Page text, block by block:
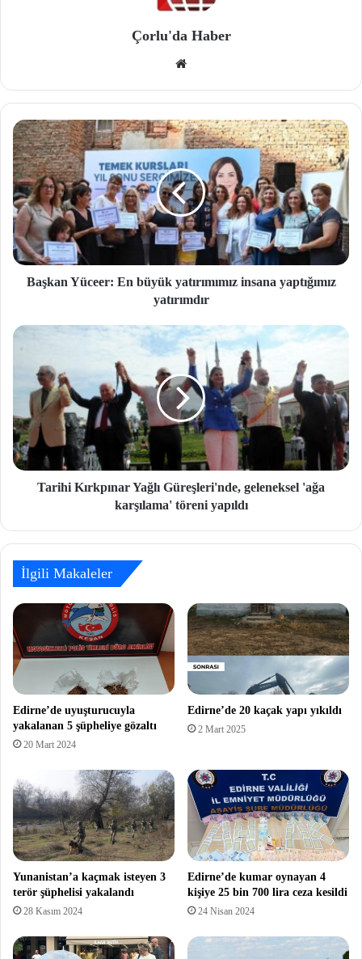
Çorlu'da Haber
site
si
Başkan Yüceer: En büyük yatırımımız insana yaptığımız
yatırımdır
Tarihi Kırkpınar Yağlı Güreşleri'nde, geleneksel 'ağa
karşılama' töreni yapıldı
İlgili Makaleler
Edirne’de uyuşturucuyla
yakalanan 5 şüpheliye gözaltı
20 Mart 2024
Edirne’de 20 kaçak yapı yıkıldı
2 Mart 2025
Yunanistan’a kaçmak isteyen 3
terör şüphelisi yakalandı
28 Kasım 2024
Edirne’de kumar oynayan 4
kişiye 25 bin 700 lira ceza kesildi
24 Nisan 2024